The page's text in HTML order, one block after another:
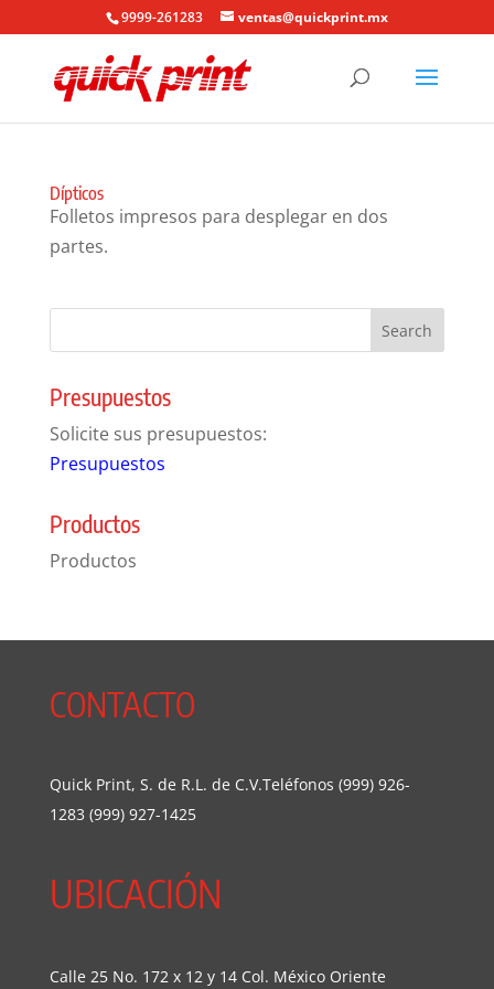
9999-261283 ventas@quickprint.mx
Dípticos
Folletos impresos para desplegar en dos
partes.
Presupuestos
Solicite sus presupuestos:
Presupuestos
Productos
Productos
CONTACTO
Quick Print, S. de R.L. de C.V.Teléfonos (999) 926-
1283 (999) 927-1425
UBICACIÓN
Calle 25 No. 172 x 12 y 14 Col. México Oriente